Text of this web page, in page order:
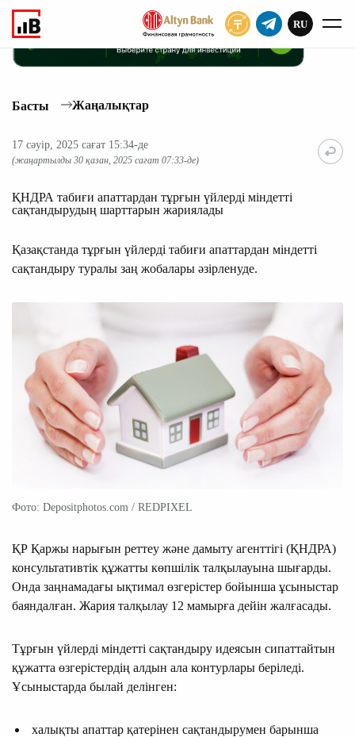
ЖАЗЫЛУ
RU
Басты Жаңалықтар
17 сәуір, 2025 сағат 15:34-де
(жаңартылды 30 қазан, 2025 сағат 07:33-де)
ҚНДРА табиғи апаттардан тұрғын үйлерді міндетті
сақтандырудың шарттарын жариялады
Қазақстанда тұрғын үйлерді табиғи апаттардан міндетті
сақтандыру туралы заң жобалары әзірленуде.
Фото: Depositphotos.com / REDPIXEL
ҚР Қаржы нарығын реттеу және дамыту агенттігі (ҚНДРА)
консультативтік құжатты көпшілік талқылауына шығарды.
Онда заңнамадағы ықтимал өзгерістер бойынша ұсыныстар
баяндалған. Жария талқылау 12 мамырға дейін жалғасады.
Тұрғын үйлерді міндетті сақтандыру идеясын сипаттайтын
құжатта өзгерістердің алдын ала контурлары беріледі.
Ұсыныстарда былай делінген:
халықты апаттар қатерінен сақтандырумен барынша